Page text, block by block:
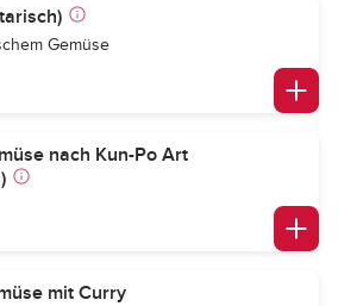
Gemüse
nach Kun-Po Art
mit Curry